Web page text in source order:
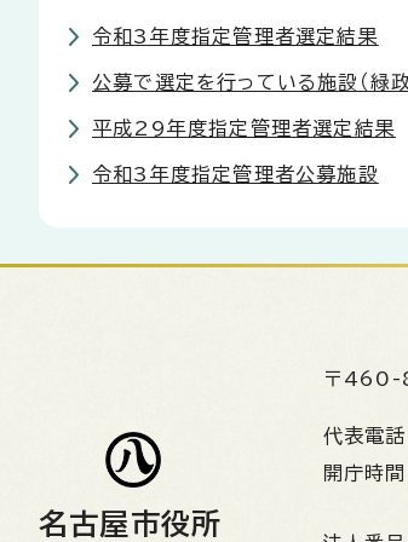
令和3年度指定管理者選定結果
公募で選定を行っている施設（緑
平成29年度指定管理者選定結果
令和3年度指定管理者公募施設
名古屋市役所
〒
代表電話
開庁時間